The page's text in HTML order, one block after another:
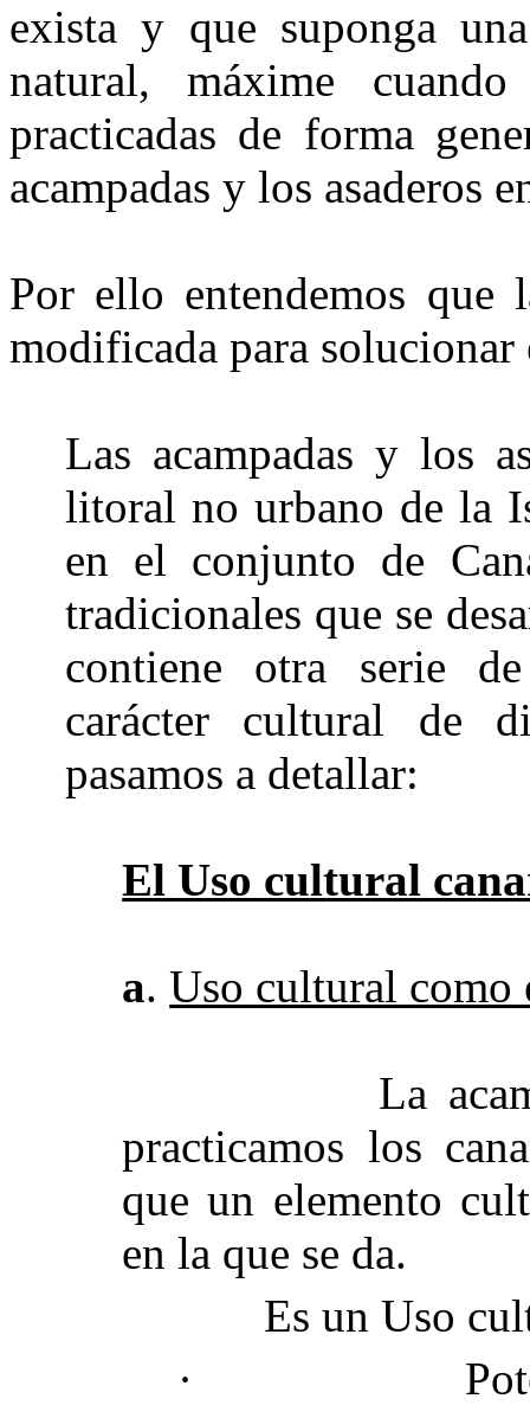
exista y que suponga
natural, máxime
practicadas de forma
acampadas y los asaderos
Por ello entendemos que
modificada para
Las acampadas y los
litoral no urbano de la
en el conjunto de
tradicionales que se
contiene otra serie
carácter cultural de
pasamos a detallar:
El Uso cultural
a.Uso cultural como
La acampada
practicamos los
que un elemento
en la que se da.
Es un Uso
·